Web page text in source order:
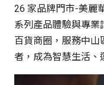
26 家品牌門市-美麗
系列產品體驗與專
百貨商圈，服務中山
者，成為智慧生活、